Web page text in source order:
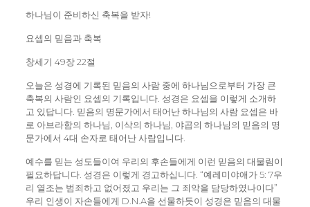
하나님이 준비하신 축복을 받자!
요셉의 믿음과 축복
창세기 49장 22절
오늘은 성경에 기록된 믿음의 사람 중에 하나님으로부터 가장 큰
축복의 사람인 요셉의 기록입니다. 성경은 요셉을 이렇게 소개하
고 있답니다. 믿음의 명문가에서 태어난 하나님의 사람 요셉은 바
로 아브라함의 하나님, 이삭의 하나님, 야곱의 하나님의 믿음의 명
문가에서 4대 손자로 태어난 사람입니다.
예수를 믿는 성도들이여 우리의 후손들에게 이런 믿음의 대물림이
필요하답니다. 성경은 이렇게 경고하십니다. “예레미야애가 5: 7우
리 열조는 범죄하고 없어졌고 우리는 그 죄악을 담당하였나이다”
우리 인생이 자손들에게 D.N.A을 선물하듯이 성경은 믿음의 대물